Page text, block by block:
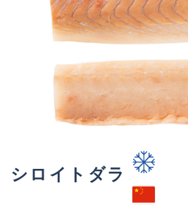
シロイトダラ